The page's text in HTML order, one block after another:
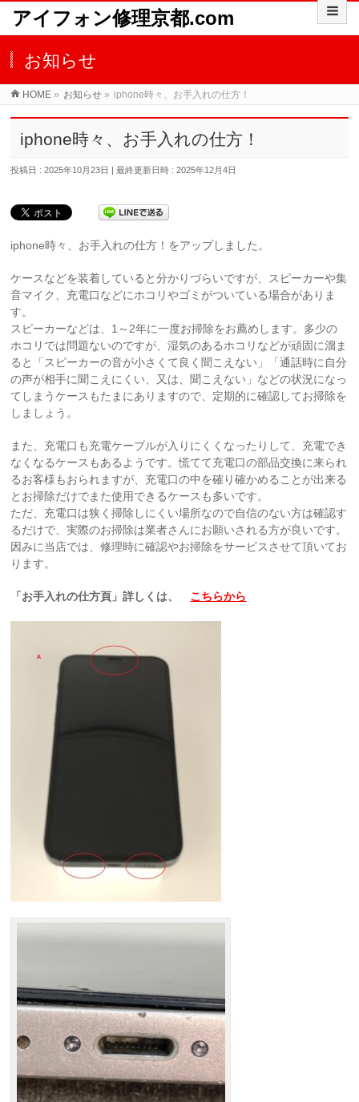
アイフォン修理京都.com
お知らせ
HOME » お知らせ » iphone時々、お手入れの仕方！
iphone時々、お手入れの仕方！
投稿日 : 2025年10月23日 最終更新日時 : 2025年12月4日
iphone時々、お手入れの仕方！をアップしました。
ケースなどを装着していると分かりづらいですが、スピーカーや集
音マイク、充電口などにホコリやゴミがついている場合がありま
す。
スピーカーなどは、1～2年に一度お掃除をお薦めします。多少の
ホコリでは問題ないのですが、湿気のあるホコリなどが頑固に溜ま
ると「スピーカーの音が小さくて良く聞こえない」「通話時に自分
の声が相手に聞こえにくい、又は、聞こえない」などの状況になっ
てしまうケースもたまにありますので、定期的に確認してお掃除を
しましょう。
また、充電口も充電ケーブルが入りにくくなったりして、充電でき
なくなるケースもあるようです。慌てて充電口の部品交換に来られ
るお客様もおられますが、充電口の中を確り確かめることが出来る
とお掃除だけでまた使用できるケースも多いです。
ただ、充電口は狭く掃除しにくい場所なので自信のない方は確認す
るだけで、実際のお掃除は業者さんにお願いされる方が良いです。
因みに当店では、修理時に確認やお掃除をサービスさせて頂いてお
ります。
「お手入れの仕方頁」詳しくは、 こちらから